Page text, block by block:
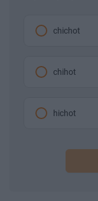
chichot
chihot
hichot